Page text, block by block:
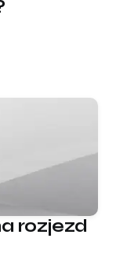
rozjezd